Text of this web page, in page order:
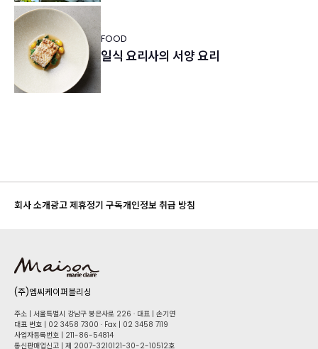
FOOD
일식 요리사의 서양 요리
회사 소개광고 제휴정기 구독개인정보 취급 방침
(주)엠씨케이퍼블리싱
주소 | 서울특별시 강남구 봉은사로 226 · 대표 | 손기연
대표 번호 | 02 34​58 7300 · Fax | 02 34​58 7119
사업자등록번호 | 211-86-5​4814
통신판매업신고 | 제 2007-3210121-30-2-10512호